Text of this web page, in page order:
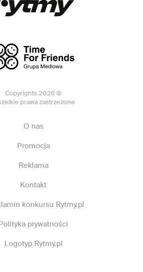
Copyrights 2026 ©
prawa zastrzeżone
O nas
Promocja
Reklama
Kontakt
konkursu Rytmy.pl
prywatności
Logotyp Rytmy.pl